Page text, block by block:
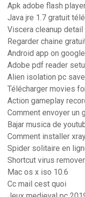
Apk adobe flash
Java jre 1.7 gratuit
Viscera cleanup
Regarder chaine
Android app on
Adobe pdf reader
Alien isolation pc
Télécharger movies
Action gameplay
Comment envoyer un
Bajar musica de
Comment installer
Spider solitaire en
Shortcut virus
Mac os x iso 10.6
Cc mail cest quoi